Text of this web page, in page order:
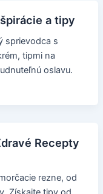
a tipy
sprievodca s
tipmi na
oslavu.
Recepty
rezne, od